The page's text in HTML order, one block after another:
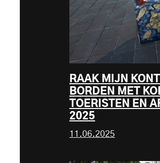
RAAK MIJN
BORDEN MET
TOERISTEN EN
2025
11.06.2025